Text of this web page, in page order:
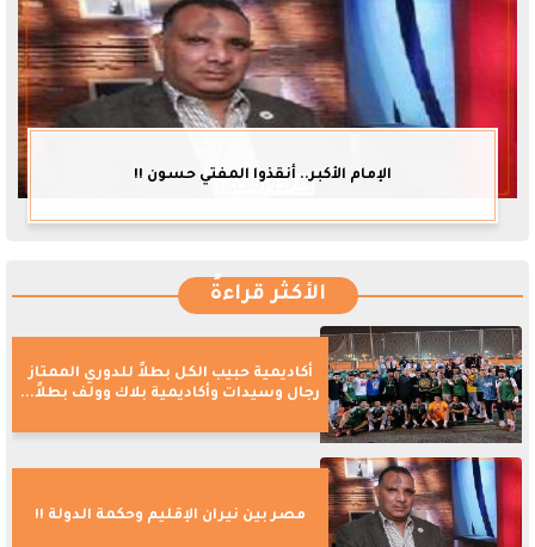
الإمام الأكبر.. أنقذوا المفتي حسون !!
الأكثر قراءةً
أكاديمية حبيب الكل بطلاً للدوري الممتاز
رجال وسيدات وأكاديمية بلاك وولف بطلاً...
مصر بين نيران الإقليم وحكمة الدولة !!